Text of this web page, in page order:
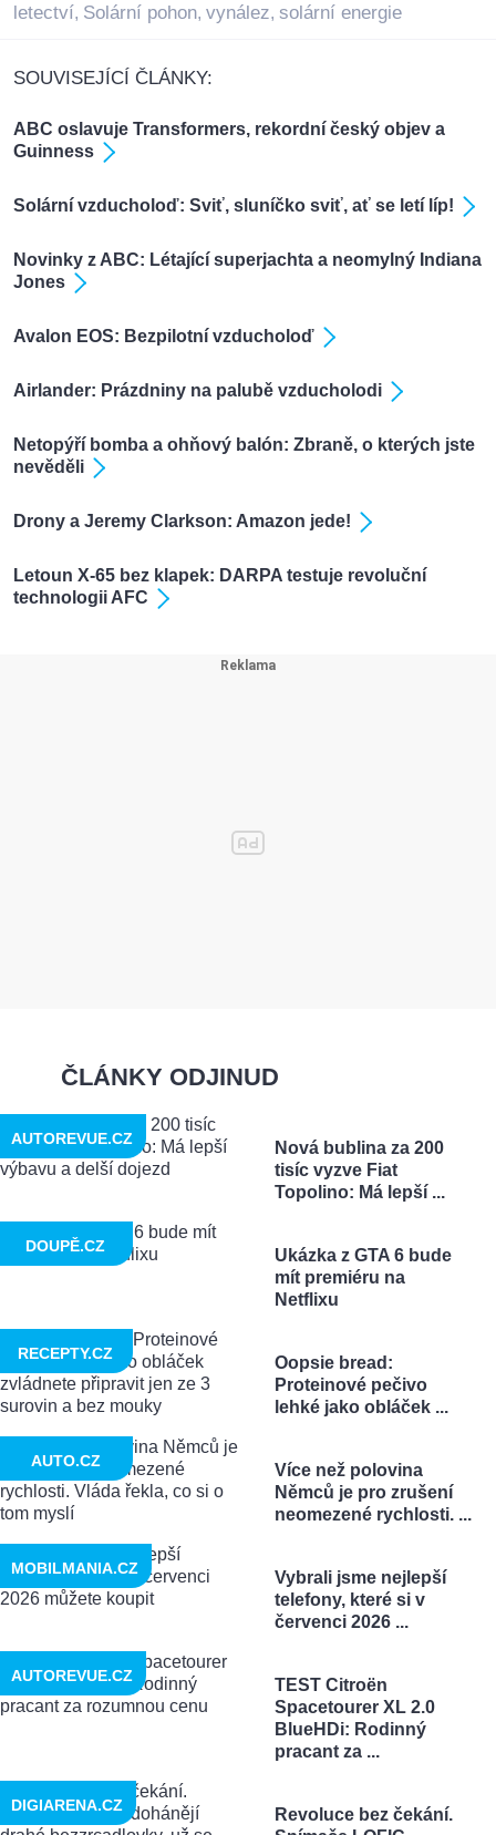
letectví, Solární pohon, vynález, solární energie
SOUVISEJÍCÍ ČLÁNKY:
ABC oslavuje Transformers, rekordní český objev a
Guinness
Solární vzducholoď: Sviť, sluníčko sviť, ať se letí líp!
Novinky z ABC: Létající superjachta a neomylný Indiana
Jones
Avalon EOS: Bezpilotní vzducholoď
Airlander: Prázdniny na palubě vzducholodi
Netopýří bomba a ohňový balón: Zbraně, o kterých jste
nevěděli
Drony a Jeremy Clarkson: Amazon jede!
Letoun X-65 bez klapek: DARPA testuje revoluční
technologii AFC
ČLÁNKY ODJINUD
Nová bublina za 200
tisíc vyzve Fiat
Topolino: Má lepší ...
AUTOREVUE.CZ
Ukázka z GTA 6 bude
mít premiéru na
Netflixu
DOUPĚ.CZ
Oopsie bread:
Proteinové pečivo
lehké jako obláček ...
RECEPTY.CZ
Více než polovina
Němců je pro zrušení
neomezené rychlosti. ...
AUTO.CZ
Vybrali jsme nejlepší
telefony, které si v
červenci 2026 ...
MOBILMANIA.CZ
TEST Citroën
Spacetourer XL 2.0
BlueHDi: Rodinný
pracant za ...
AUTOREVUE.CZ
Revoluce bez čekání.
DIGIARENA.CZ